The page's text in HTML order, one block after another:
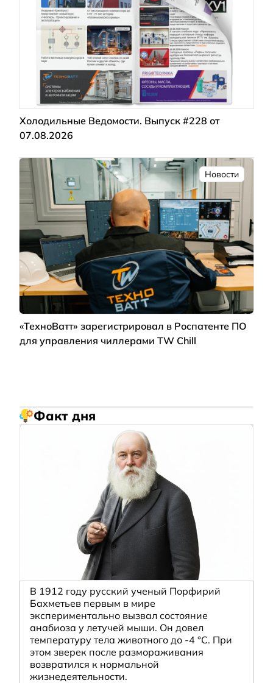
Холодильные Ведомости. Выпуск #228 от
07.08.2026
Новости
«ТехноВатт» зарегистрировал в Роспатенте ПО
для управления чиллерами TW Chill
Факт дня
В 1912 году русский ученый Порфирий
Бахметьев первым в мире
экспериментально вызвал состояние
анабиоза у летучей мыши. Он довел
температуру тела животного до -4 °C. При
этом зверек после размораживания
возвратился к нормальной
жизнедеятельности.